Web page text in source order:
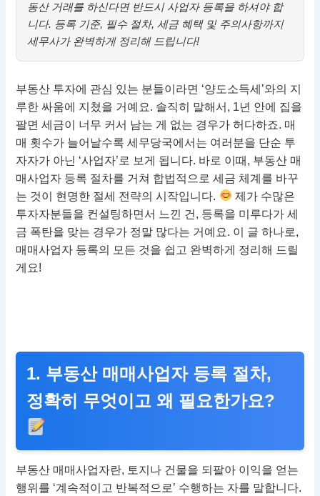
동산 거래를 하신다면 반드시 사업자 등록을 하셔야 합
니다. 등록 기준, 필수 절차, 세금 혜택 및 주의사항까지
세무사가 완벽하게 정리해 드립니다!
부동산 투자에 관심 있는 분들이라면 ‘양도소득세’와의 지
루한 싸움에 지쳤을 거예요. 솔직히 말해서, 1년 안에 집을
팔면 세금이 너무 커서 남는 게 없는 경우가 허다하죠. 매
매 횟수가 늘어날수록 세무당국에서는 여러분을 단순 투
자자가 아닌 ‘사업자’로 보게 됩니다. 바로 이때, 부동산 매
매사업자 등록 절차를 거쳐 합법적으로 세금 체계를 바꾸
는 것이 현명한 절세 전략의 시작입니다.
제가 수많은
투자자분들을 컨설팅하면서 느낀 건, 등록을 미루다가 세
금 폭탄을 맞는 경우가 정말 많다는 거예요. 이 글 하나로,
매매사업자 등록의 모든 것을 쉽고 완벽하게 정리해 드릴
게요!
1. 부동산 매매사업자 등록 절차,
정확히 무엇이고 왜 필요한가요?
부동산 매매사업자란, 토지나 건물을 되팔아 이익을 얻는
행위를 ‘계속적이고 반복적으로’ 수행하는 자를 말합니다.